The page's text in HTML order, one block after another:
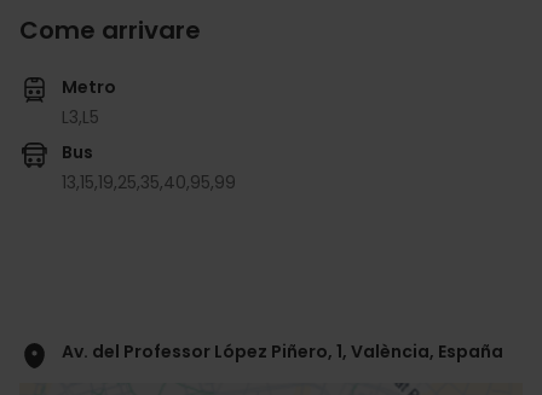
Come arrivare
Metro
L3,L5
Bus
13,15,19,25,35,40,95,99
Av. del Professor López Piñero, 1, València, España